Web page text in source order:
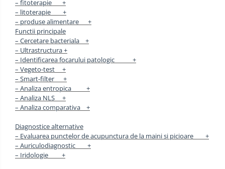
– fitoterapie +
– litoterapie +
– produse alimentare +
Functii principale
– Cercetare bacteriala +
– Ultrastructura +
– Identificarea focarului patologic +
– Vegeto-test +
– Smart-filter +
– Analiza entropica +
– Analiza NLS +
– Analiza comparativa +
Diagnostice alternative
– Evaluarea punctelor de acupunctura de la maini si picioare +
– Auriculodiagnostic +
– Iridologie +